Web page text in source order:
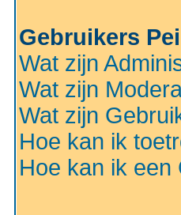
Gebruikers
Wat zijn
Wat zijn
Wat zijn
Hoe kan ik
Hoe kan ik